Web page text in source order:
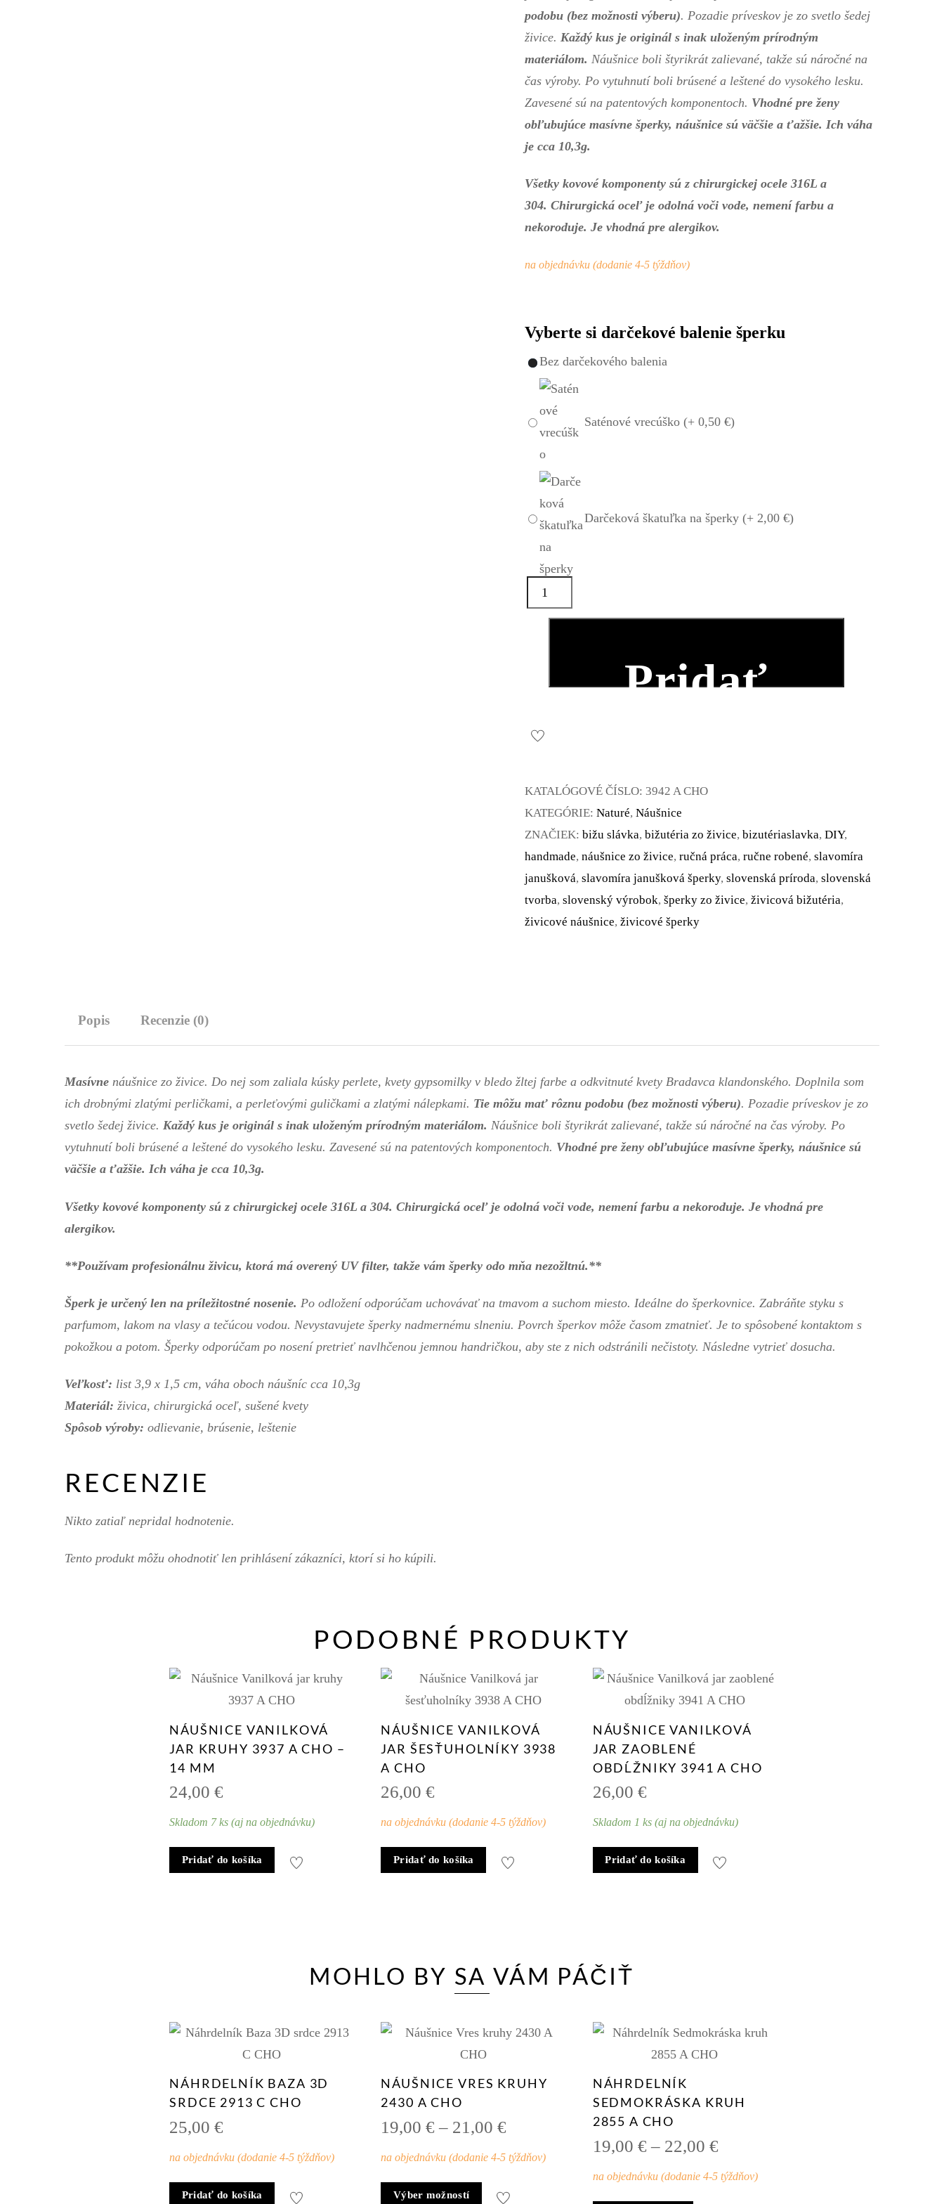
podobu (bez možnosti výberu). Pozadie príveskov je zo svetlo šedej
živice.Každý kus je originál s inak uloženým prírodným
materiálom. Náušnice boli štyrikrát zalievané, takže sú náročné na
čas výroby. Po vytuhnutí boli brúsené a leštené do vysokého lesku.
Zavesené sú na patentových komponentoch. Vhodné pre ženy
obľubujúce masívne šperky, náušnice sú väčšie a ťažšie. Ich váha
je cca 10,3g.
Všetky kovové komponenty sú z chirurgickej ocele 316L a
304.Chirurgická oceľ je odolná voči vode, nemení farbu a
nekoroduje. Je vhodná pre alergikov.
na objednávku (dodanie 4-5 týždňov)
Vyberte si darčekové balenie šperku
Bez darčekového balenia
Saténové vrecúško (+0,50€)
Darčeková škatuľka na šperky (+ 2,00€)
množstvo
Náušnice
CHO
Pridať
košíka
KATALÓGOVÉ ČÍSLO:3942 A CHO
KATEGÓRIE:Naturé,Náušnice
ZNAČIEK:bižu slávka,bižutéria zo živice,bizutériaslavka,DIY,
handmade,náušnice zo živice,ručná práca,ručne robené,slavomíra
janušková,slavomíra janušková šperky,slovenská príroda,slovenská
tvorba,slovenský výrobok,šperky zo živice,živicová bižutéria,
živicové náušnice,živicové šperky
Popis Recenzie (0)
Masívne náušnice zo živice. Do nej som zaliala kúsky perlete, kvety gypsomilky v bledo žltej farbe a odkvitnuté kvety Bradavca klandonského. Doplnila som
ich drobnými zlatými perličkami, a perleťovými guličkami a zlatými nálepkami. Tie môžu mať rôznu podobu (bez možnosti výberu). Pozadie príveskov je zo
svetlo šedej živice. Každý kus je originál s inak uloženým prírodným materiálom. Náušnice boli štyrikrát zalievané, takže sú náročné na čas výroby. Po
vytuhnutí boli brúsené a leštené do vysokého lesku. Zavesené sú na patentových komponentoch. Vhodné pre ženy obľubujúce masívne šperky, náušnice sú
väčšie a ťažšie. Ich váha je cca 10,3g.
Všetky kovové komponenty sú z chirurgickej ocele 316L a 304. Chirurgická oceľ je odolná voči vode, nemení farbu a nekoroduje. Je vhodná pre
alergikov.
**Používam profesionálnu živicu, ktorá má overený UV filter, takže vám šperky odo mňa nezožltnú.**
Šperk je určený len na príležitostné nosenie. Po odložení odporúčam uchovávať na tmavom a suchom miesto. Ideálne do šperkovnice. Zabráňte styku s
parfumom, lakom na vlasy a tečúcou vodou. Nevystavujete šperky nadmernému slneniu. Povrch šperkov môže časom zmatnieť. Je to spôsobené kontaktom s
pokožkou a potom. Šperky odporúčam po nosení pretrieť navlhčenou jemnou handričkou, aby ste z nich odstránili nečistoty. Následne vytrieť dosucha.
Veľkosť: list 3,9 x 1,5 cm, váha oboch náušníc cca 10,3g
Materiál: živica, chirurgická oceľ, sušené kvety
Spôsob výroby: odlievanie, brúsenie, leštenie
RECENZIE
Nikto zatiaľ nepridal hodnotenie.
Tento produkt môžu ohodnotiť len prihlásení zákazníci, ktorí si ho kúpili.
PODOBNÉ PRODUKTY
NÁUŠNICE VANILKOVÁ
JAR KRUHY 3937 A CHO –
14 MM
24,00€
Skladom 7 ks (aj na objednávku)
Pridať do košíka
NÁUŠNICE VANILKOVÁ
JAR ŠESŤUHOLNÍKY 3938
A CHO
26,00€
na objednávku (dodanie 4-5 týždňov)
Pridať do košíka
NÁUŠNICE VANILKOVÁ
JAR ZAOBLENÉ
OBDĹŽNIKY 3941 A CHO
26,00 €
Skladom 1 ks (aj na objednávku)
Pridať do košíka
MOHLO BY SA VÁM PÁČIŤ
NÁHRDELNÍK BAZA 3D
SRDCE 2913 C CHO
25,00€
na objednávku (dodanie 4-5 týždňov)
Pridať do košíka
NÁUŠNICE VRES KRUHY
2430 A CHO
19,00€ – 21,00€
range:
19,00 €
through
na objednávku (dodanie 4-5 týždňov)
Výber možností Tento
NÁHRDELNÍK
SEDMOKRÁSKA KRUH
2855 A CHO
19,00 € – 22,00 €Price
range:
19,00 €
na objednávku (dodanie 4-5 týždňov)